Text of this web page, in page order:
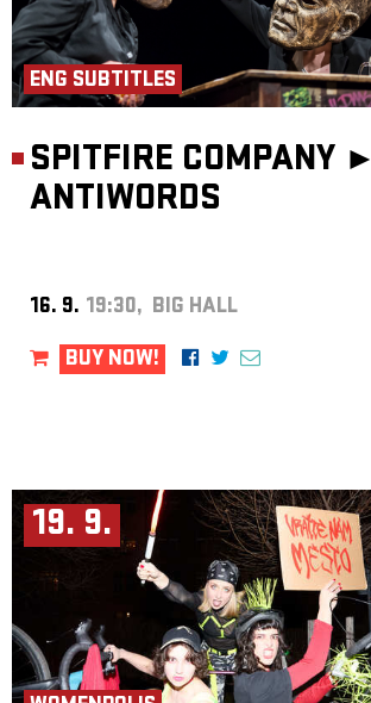
ENG SUBTITLES
SPITFIRE COMPANY ►
ANTIWORDS
16. 9. 19:30, BIG HALL
BUY NOW!
19. 9.